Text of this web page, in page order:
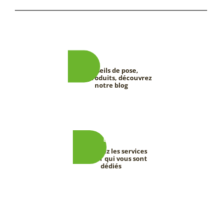
Conseils de pose,
tests produits, découvrez
notre blog
Découvrez les services
DEEVERT qui vous sont
dédiés